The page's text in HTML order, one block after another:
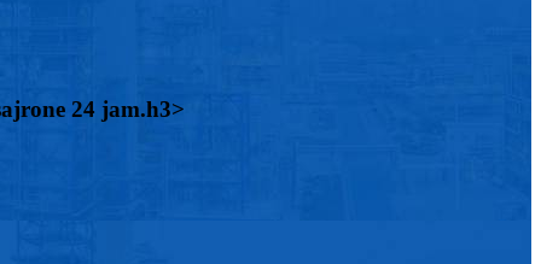
24 jam.h3>